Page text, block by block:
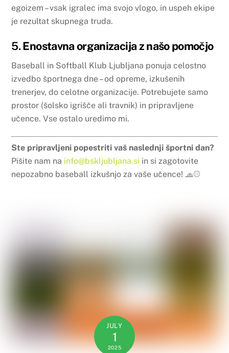
egoizem – vsak igralec ima svojo vlogo, in uspeh ekipe
je rezultat skupnega truda.
5.Enostavna organizacija z našo pomočjo
Baseball in Softball Klub Ljubljana ponuja celostno
izvedbo športnega dne – od opreme, izkušenih
trenerjev, do celotne organizacije. Potrebujete samo
prostor (šolsko igrišče ali travnik) in pripravljene
učence. Vse ostalo uredimo mi.
Ste pripravljeni popestriti vaš naslednji športni dan?
Pišite nam na info@bskljubljana.si in si zagotovite
nepozabno baseball izkušnjo za vaše učence! 🧢⚾
JULY
1
2025